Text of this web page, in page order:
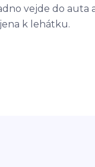
vejde do
k lehátku.